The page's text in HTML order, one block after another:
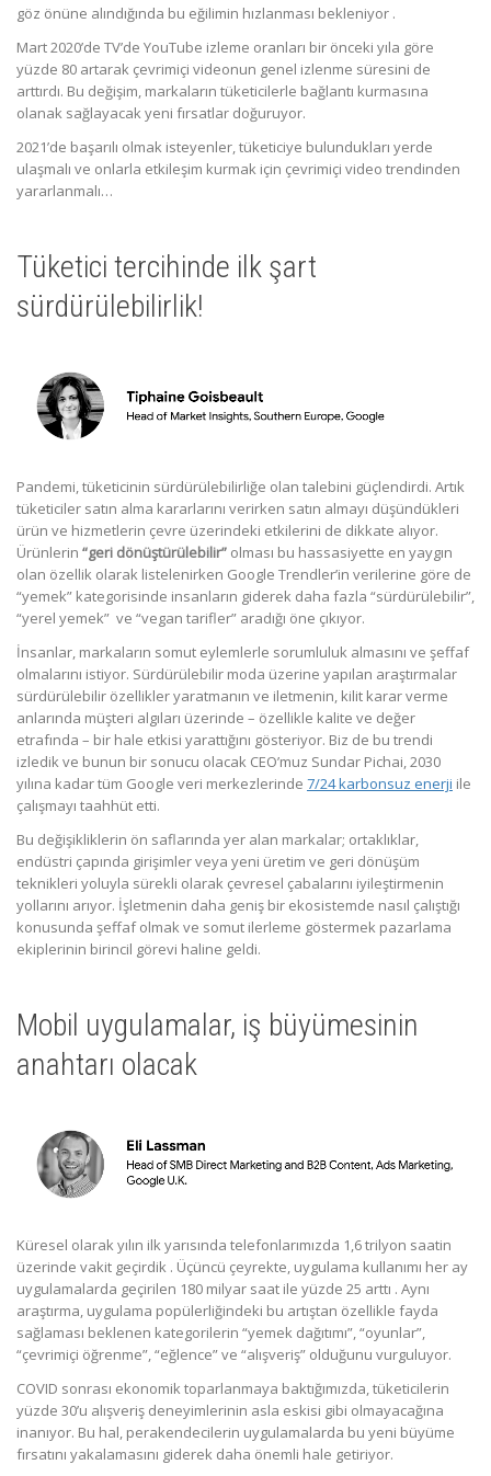
göz önüne alındığında bu eğilimin hızlanması bekleniyor .
Mart 2020’de TV’de YouTube izleme oranları bir önceki yıla göre
yüzde 80 artarak çevrimiçi videonun genel izlenme süresini de
arttırdı. Bu değişim, markaların tüketicilerle bağlantı kurmasına
olanak sağlayacak yeni fırsatlar doğuruyor.
2021’de başarılı olmak isteyenler, tüketiciye bulundukları yerde
ulaşmalı ve onlarla etkileşim kurmak için çevrimiçi video trendinden
yararlanmalı…
Tüketici tercihinde ilk şart
sürdürülebilirlik!
Pandemi, tüketicinin sürdürülebilirliğe olan talebini güçlendirdi. Artık
tüketiciler satın alma kararlarını verirken satın almayı düşündükleri
ürün ve hizmetlerin çevre üzerindeki etkilerini de dikkate alıyor.
Ürünlerin “geri dönüştürülebilir” olması bu hassasiyette en yaygın
olan özellik olarak listelenirken Google Trendler’in verilerine göre de
“yemek” kategorisinde insanların giderek daha fazla “sürdürülebilir”,
“yerel yemek” ve “vegan tarifler” aradığı öne çıkıyor.
İnsanlar, markaların somut eylemlerle sorumluluk almasını ve şeffaf
olmalarını istiyor. Sürdürülebilir moda üzerine yapılan araştırmalar
sürdürülebilir özellikler yaratmanın ve iletmenin, kilit karar verme
anlarında müşteri algıları üzerinde – özellikle kalite ve değer
etrafında – bir hale etkisi yarattığını gösteriyor. Biz de bu trendi
izledik ve bunun bir sonucu olacak CEO’muz Sundar Pichai, 2030
yılına kadar tüm Google veri merkezlerinde 7/24 karbonsuz enerji ile
çalışmayı taahhüt etti.
Bu değişikliklerin ön saflarında yer alan markalar; ortaklıklar,
endüstri çapında girişimler veya yeni üretim ve geri dönüşüm
teknikleri yoluyla sürekli olarak çevresel çabalarını iyileştirmenin
yollarını arıyor. İşletmenin daha geniş bir ekosistemde nasıl çalıştığı
konusunda şeffaf olmak ve somut ilerleme göstermek pazarlama
ekiplerinin birincil görevi haline geldi.
Mobil uygulamalar, iş büyümesinin
anahtarı olacak
Küresel olarak yılın ilk yarısında telefonlarımızda 1,6 trilyon saatin
üzerinde vakit geçirdik . Üçüncü çeyrekte, uygulama kullanımı her ay
uygulamalarda geçirilen 180 milyar saat ile yüzde 25 arttı . Aynı
araştırma, uygulama popülerliğindeki bu artıştan özellikle fayda
sağlaması beklenen kategorilerin “yemek dağıtımı”, “oyunlar”,
“çevrimiçi öğrenme”, “eğlence” ve “alışveriş” olduğunu vurguluyor.
COVID sonrası ekonomik toparlanmaya baktığımızda, tüketicilerin
yüzde 30’u alışveriş deneyimlerinin asla eskisi gibi olmayacağına
inanıyor. Bu hal, perakendecilerin uygulamalarda bu yeni büyüme
fırsatını yakalamasını giderek daha önemli hale getiriyor.